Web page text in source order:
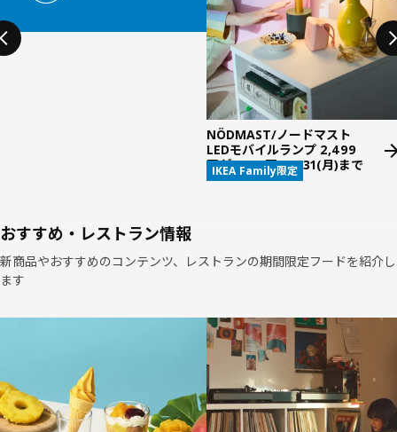
NÖDMAST/ノードマスト
LEDモバイルランプ 2,499
円が1,999円。8/31(月)まで
IKEA Family限定
おすすめ・レストラン情報
新商品やおすすめのコンテンツ、レストランの期間限定フードを紹介し
ます